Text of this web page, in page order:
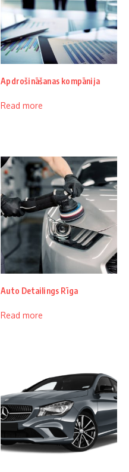
Apdrošināšanas kompānija
Read more
Auto Detailings Rīga
Read more